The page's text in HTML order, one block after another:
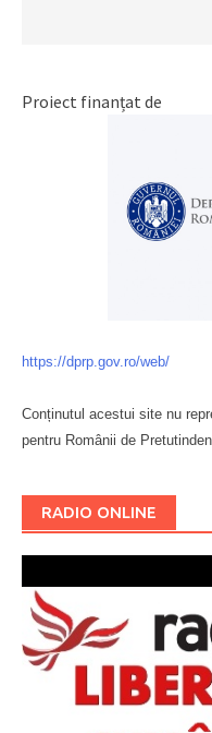
Proiect finanțat de
https://dprp.gov.ro/web/
Conținutul acestui site nu
pentru Românii de
RADIO ONLINE